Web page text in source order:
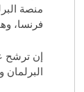
منصة
فرنسا،
​إن ترشح